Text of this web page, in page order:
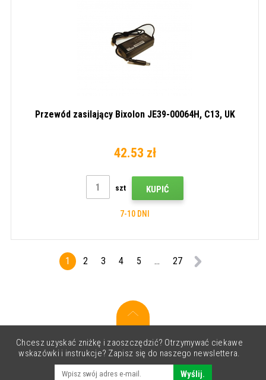
Przewód zasilający Bixolon JE39-00064H, C13, UK
42.53 zł
szt KUPIĆ
7-10 DNI
1 2 3 4 5 ... 27
Chcesz uzyskać zniżkę i zaoszczędzić? Otrzymywać ciekawe
wskazówki i instrukcje? Zapisz się do naszego newslettera.
Wyślij.